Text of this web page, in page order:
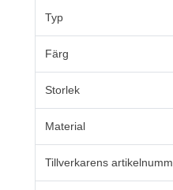
Typ
Färg
Storlek
Material
Tillverkarens